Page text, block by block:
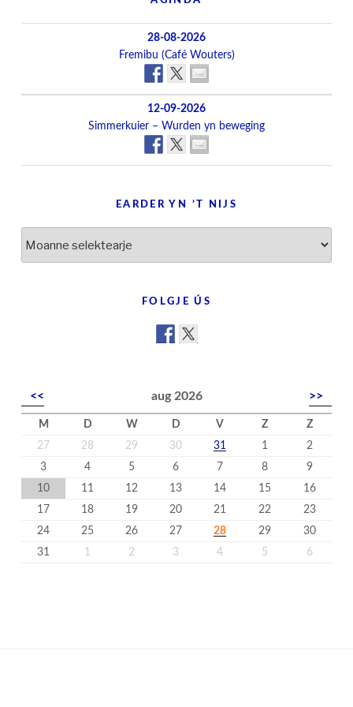
28-08-2026
Fremibu (Café Wouters)
12-09-2026
Simmerkuier – Wurden yn beweging
EARDER YN ’T NIJS
yn
FOLGJE ÚS
<< aug 2026 >>
M D W D V Z
Z
27
28 29 30 31 1
2
3
4 5 6 7 8
9
10
11 12 13 14 15
16
17
18 19 20 21 22
23
24
25 26 27 28 29
30
31
1 2 3 4 5 6